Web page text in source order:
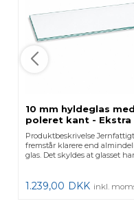
10 mm hyldeglas med
poleret kant - Ekstra
klart/jernfattigt
Produktbeskrivelse
fremstår klarere end
glas. Det skyldes at glasset
1.239,00 DKK inkl.